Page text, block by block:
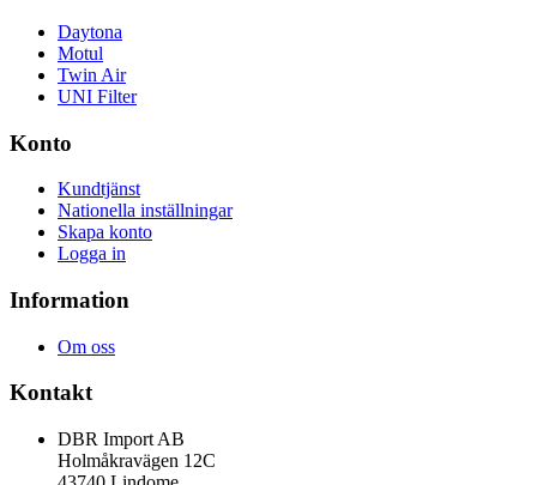
Daytona
Motul
Twin Air
UNI Filter
Konto
Kundtjänst
Nationella inställningar
Skapa konto
Logga in
Information
Om oss
Kontakt
DBR Import AB
Holmåkravägen 12C